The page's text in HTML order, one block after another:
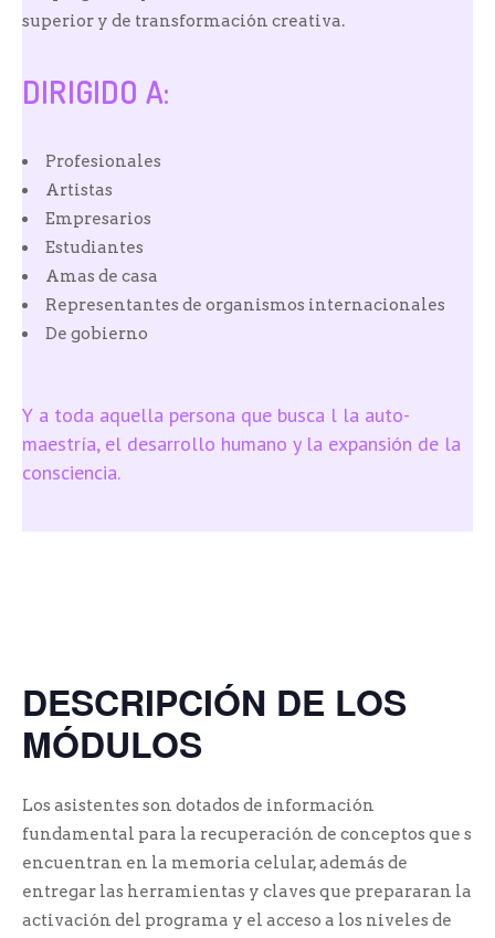
superior y de transformación creativa.
DIRIGIDO A:
Profesionales
Artistas
Empresarios
Estudiantes
Amas de casa
Representantes de organismos internacionales
De gobierno
Y a toda aquella persona que busca l la auto-
maestría, el desarrollo humano y la expansión de la
consciencia.
DESCRIPCIÓN DE LOS
MÓDULOS
Los asistentes son dotados de información
fundamental para la recuperación de conceptos que se
encuentran en la memoria celular, además de
entregar las herramientas y claves que prepararan la
activación del programa y el acceso a los niveles de